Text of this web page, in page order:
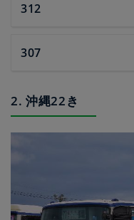
312
307
2. 沖縄22き